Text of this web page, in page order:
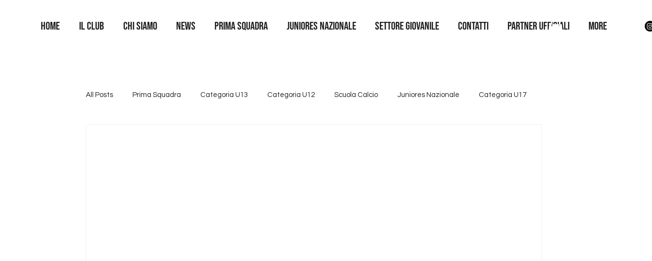
Home Il Club Chi siamo News Prima squadra juniores nazionale SETTORE GIOVANILE Contatti Partner Ufficiali More
All Posts Prima Squadra Categoria U13 Categoria U12 Scuola Calcio Juniores Nazionale Categoria U17